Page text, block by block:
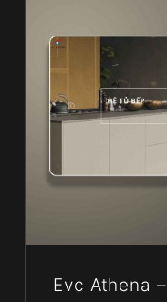
Evc Athena –